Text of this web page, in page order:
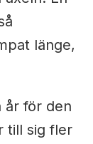
länge,
år för den
till sig fler